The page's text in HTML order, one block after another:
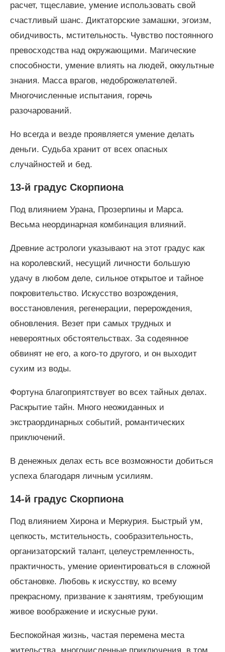
расчет, тщеславие, умение использовать свой
счастливый шанс. Диктаторские замашки, эгоизм,
обидчивость, мстительность. Чувство постоянного
превосходства над окружающими. Магические
способности, умение влиять на людей, оккультные
знания. Масса врагов, недоброжелателей.
Многочисленные испытания, горечь
разочарований.
Но всегда и везде проявляется умение делать
деньги. Судьба хранит от всех опасных
случайностей и бед.
13-й градус Скорпиона
Под влиянием Урана, Прозерпины и Марса.
Весьма неординарная комбинация влияний.
Древние астрологи указывают на этот градус как
на королевский, несущий личности большую
удачу в любом деле, сильное открытое и тайное
покровительство. Искусство возрождения,
восстановления, регенерации, перерождения,
обновления. Везет при самых трудных и
невероятных обстоятельствах. За содеянное
обвинят не его, а кого-то другого, и он выходит
сухим из воды.
Фортуна благоприятствует во всех тайных делах.
Раскрытие тайн. Много неожиданных и
экстраординарных событий, романтических
приключений.
В денежных делах есть все возможности добиться
успеха благодаря личным усилиям.
14-й градус Скорпиона
Под влиянием Хирона и Меркурия. Быстрый ум,
цепкость, мстительность, сообразительность,
организаторский талант, целеустремленность,
практичность, умение ориентироваться в сложной
обстановке. Любовь к искусству, ко всему
прекрасному, призвание к занятиям, требующим
живое воображение и искусные руки.
Беспокойная жизнь, частая перемена места